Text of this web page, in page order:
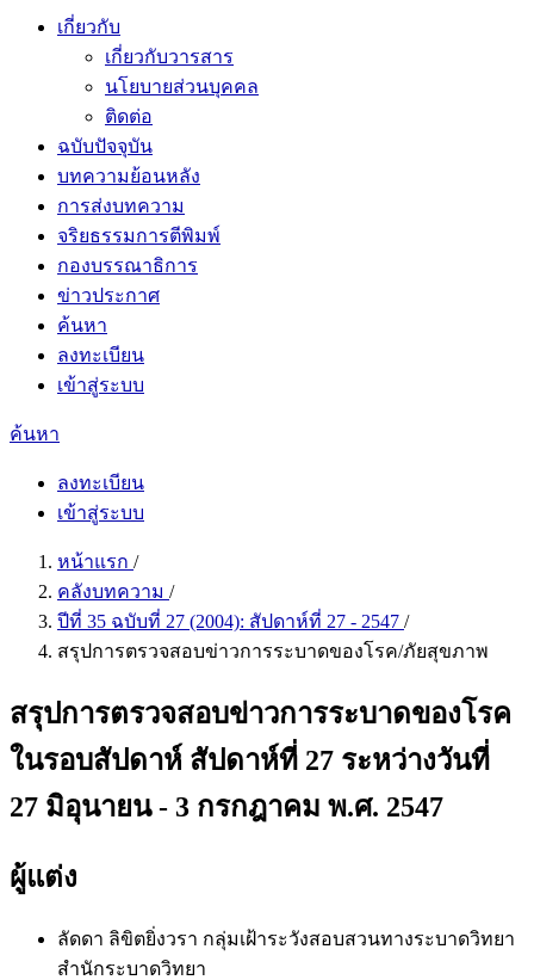
เกี่ยวกับ
เกี่ยวกับวารสาร
นโยบายส่วนบุคคล
ติดต่อ
ฉบับปัจจุบัน
บทความย้อนหลัง
การส่งบทความ
จริยธรรมการตีพิมพ์
กองบรรณาธิการ
ข่าวประกาศ
ค้นหา
ลงทะเบียน
เข้าสู่ระบบ
ค้นหา
ลงทะเบียน
เข้าสู่ระบบ
หน้าแรก /
คลังบทความ /
ปีที่ 35 ฉบับที่ 27 (2004): สัปดาห์ที่ 27 - 2547 /
สรุปการตรวจสอบข่าวการระบาดของโรค/ภัยสุขภาพ
สรุปการตรวจสอบข่าวการระบาดของโรค
ในรอบสัปดาห์ สัปดาห์ที่ 27 ระหว่างวันที่
27 มิอุนายน - 3 กรกฎาคม พ.ศ. 2547
ผู้แต่ง
ลัดดา ลิขิตยิ่งวรา กลุ่มเฝ้าระวังสอบสวนทางระบาดวิทยา
สำนักระบาดวิทยา